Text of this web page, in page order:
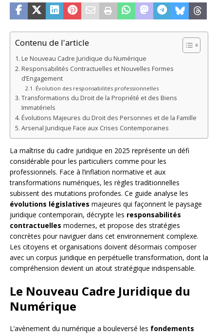
Contenu de l'article
Le Nouveau Cadre Juridique du Numérique
Responsabilités Contractuelles et Nouvelles Formes
d’Engagement
Évolution des responsabilités professionnelles
Transformations du Droit de la Propriété et des Biens
Immatériels
Évolutions Majeures du Droit des Personnes et de la Famille
Arsenal Juridique Face aux Crises Contemporaines
La maîtrise du cadre juridique en 2025 représente un défi
considérable pour les particuliers comme pour les
professionnels. Face à l’inflation normative et aux
transformations numériques, les règles traditionnelles
subissent des mutations profondes. Ce guide analyse les
évolutions législatives majeures qui façonnent le paysage
juridique contemporain, décrypte les responsabilités
contractuelles modernes, et propose des stratégies
concrètes pour naviguer dans cet environnement complexe.
Les citoyens et organisations doivent désormais composer
avec un corpus juridique en perpétuelle transformation, dont la
compréhension devient un atout stratégique indispensable.
Le Nouveau Cadre Juridique du
Numérique
L’avènement du numérique a bouleversé les fondements